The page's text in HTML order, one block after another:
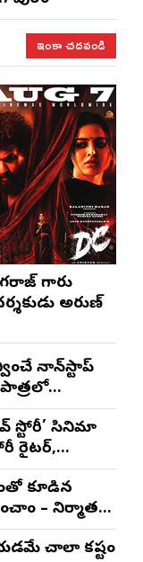
ఇంకా చదవండి
గారు
అరుణ్
నాన్‌స్టాప్
పాత్రలో
తేజ్
స్టోరీ’ సినిమా
రైటర్,
కూడిన
– నిర్మాతలు
చాలా కష్టం